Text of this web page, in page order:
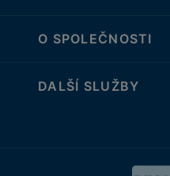
O SPOLEČNOSTI
DALŠÍ SLUŽBY